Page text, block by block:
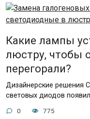
Какие лампы
люстру, чтобы
перегорали?
Дизайнерские решения
световых диодов
0 775